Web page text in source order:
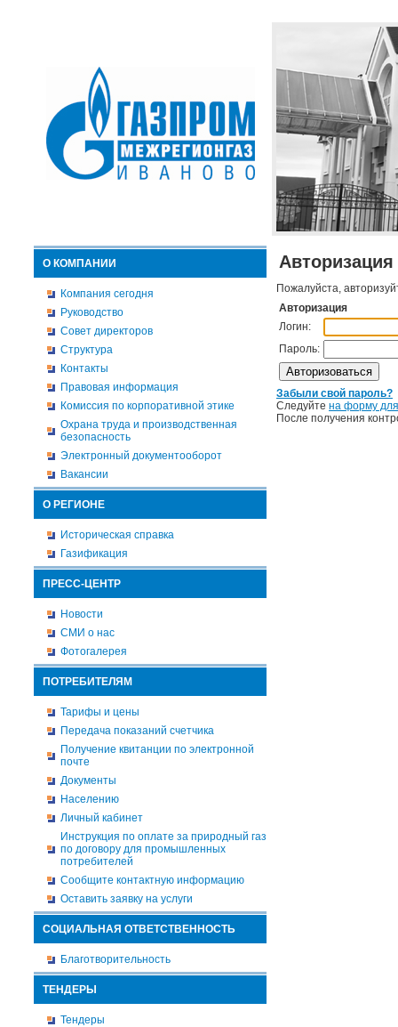
О КОМПАНИИ
Компания сегодня
Руководство
Совет директоров
Структура
Контакты
Правовая информация
Комиссия по корпоративной этике
Охрана труда и производственная
безопасность
Электронный документооборот
Вакансии
О РЕГИОНЕ
Историческая справка
Газификация
ПРЕСС-ЦЕНТР
Новости
СМИ о нас
Фотогалерея
ПОТРЕБИТЕЛЯМ
Тарифы и цены
Передача показаний счетчика
Получение квитанции по электронной
почте
Документы
Населению
Личный кабинет
Инструкция по оплате за природный газ
по договору для промышленных
потребителей
Сообщите контактную информацию
Оставить заявку на услуги
СОЦИАЛЬНАЯ ОТВЕТСТВЕННОСТЬ
Благотворительность
ТЕНДЕРЫ
Тендеры
Авторизация
Пожалуйста,
Авторизация
Логин:
Пароль:
Забыли свой пароль?
Следуйте на форму
После получения